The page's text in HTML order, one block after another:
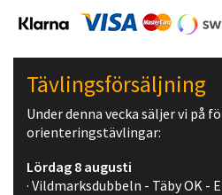
Tävlingsförsäljning
Under denna vecka säljer vi på
orienteringstävlingar:
Lördag 8 augusti
· Vildmarksdubbeln - Täby OK -